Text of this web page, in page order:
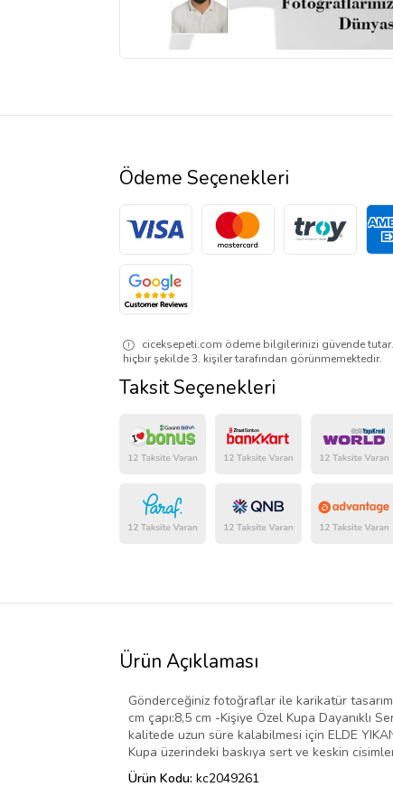
Ödeme Seçenekleri
ciceksepeti.com ödeme bilgilerinizi güvende
hiçbir şekilde 3. kişiler tarafından görünmemektedir.
Taksit Seçenekleri
Ürün Açıklaması
Gönderceğiniz fotoğraflar ile karikatür
cm çapı:8,5 cm -Kişiye Özel Kupa Dayanıklı
kalitede uzun süre kalabilmesi için ELDE
Kupa üzerindeki baskıya sert ve keskin
Ürün Kodu: kc2049261